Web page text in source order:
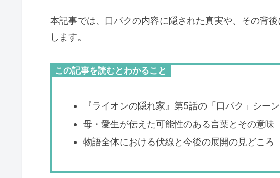
本記事では、口パクの内容に隠された真実や、その背
します。
この記事を読むとわかること
『ライオンの隠れ家』第5話の「口パク」シー
母・愛生が伝えた可能性のある言葉とその意味
物語全体における伏線と今後の展開の見どころ